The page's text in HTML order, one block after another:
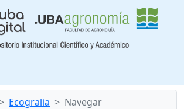
Ecogralia Navegar